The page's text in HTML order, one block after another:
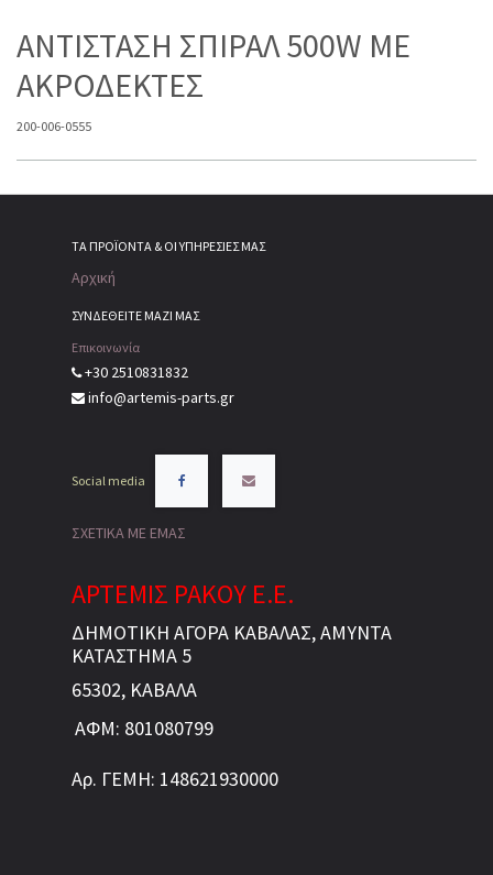
ΑΝΤΙΣΤΑΣΗ ΣΠΙΡΑΛ 500W ΜΕ
ΑΚΡΟΔΕΚΤΕΣ
200-006-0555
ΤΑ ΠΡΟΪΌΝΤΑ & ΟΙ ΥΠΗΡΕΣΊΕΣ ΜΑΣ
Αρχική
ΣΥΝΔΕΘΕΙΤΕ ΜΑΖΙ ΜΑΣ
Επικοινωνία
+30 2510831832
info@artemis-parts.gr
Social media
ΣΧΕΤΙΚΑ ΜΕ ΕΜΑΣ
ΑΡΤΕΜΙΣ ΡΑΚΟΥ Ε.Ε.
ΔΗΜΟΤΙΚΗ ΑΓΟΡΑ ΚΑΒΑΛΑΣ, ΑΜΥΝΤΑ
ΚΑΤΑΣΤΗΜΑ 5
65302, ΚΑΒΑΛΑ
ΑΦΜ: 801080799
Αρ. ΓΕΜΗ: 148621930000